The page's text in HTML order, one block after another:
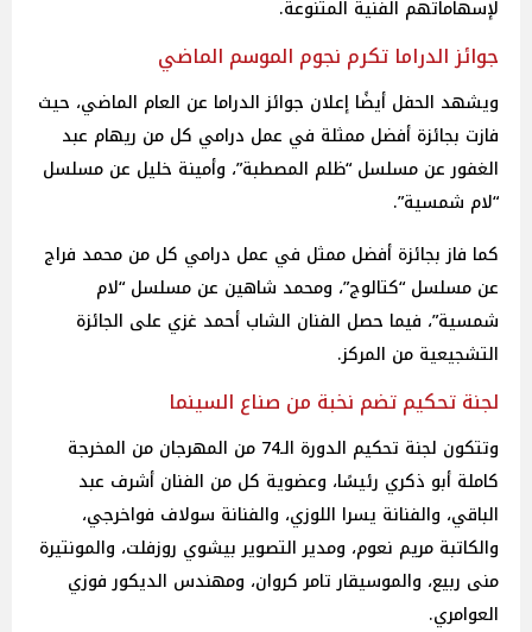
لإسهاماتهم الفنية المتنوعة.
جوائز الدراما تكرم نجوم الموسم الماضي
ويشهد الحفل أيضًا إعلان جوائز الدراما عن العام الماضي، حيث
فازت بجائزة أفضل ممثلة في عمل درامي كل من ريهام عبد
الغفور عن مسلسل “ظلم المصطبة”، وأمينة خليل عن مسلسل
“لام شمسية”.
كما فاز بجائزة أفضل ممثل في عمل درامي كل من محمد فراج
عن مسلسل “كتالوج”، ومحمد شاهين عن مسلسل “لام
شمسية”، فيما حصل الفنان الشاب أحمد غزي على الجائزة
التشجيعية من المركز.
لجنة تحكيم تضم نخبة من صناع السينما
وتتكون لجنة تحكيم الدورة الـ74 من المهرجان من المخرجة
كاملة أبو ذكري رئيسًا، وعضوية كل من الفنان أشرف عبد
الباقي، والفنانة يسرا اللوزي، والفنانة سولاف فواخرجي،
والكاتبة مريم نعوم، ومدير التصوير بيشوي روزفلت، والمونتيرة
منى ربيع، والموسيقار تامر كروان، ومهندس الديكور فوزي
العوامري.